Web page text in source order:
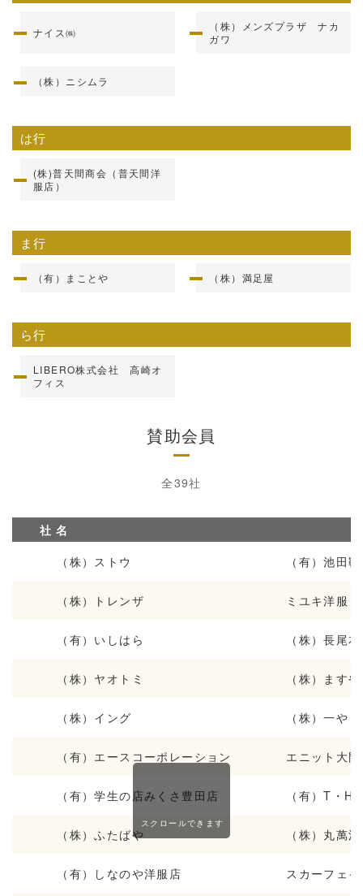
ナイス㈱
（株）メンズプラザ ナカ
ガワ
（株）ニシムラ
は行
(株)普天間商会（普天間洋
服店）
ま行
（有）まことや （株）満足屋
ら行
LIBERO株式会社 高崎オ
フィス
賛助会員
全39社
社 名
（株）ストウ
（有）池田靴
（株）トレンザ ミユキ洋服
（有）いしはら （株）長尾本
（株）ヤオトミ （株）ますや
（株）イング （株）一や
（有）エースコーポレーション エニット大門
（有）学生の店みくさ豊田店 （有）T・Hボ
（株）ふたばや （株）丸萬洋
（有）しなのや洋服店 スカーフェイ
スクロールできます